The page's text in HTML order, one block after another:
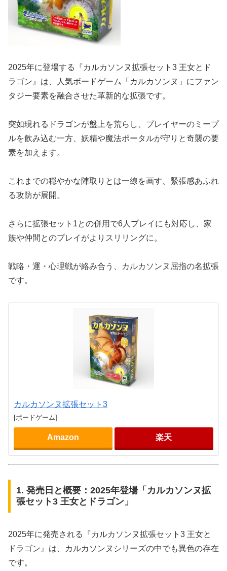
2025年に登場する『カルカソンヌ拡張セット3 王女とド
ラゴン』は、人気ボードゲーム「カルカソンヌ」にファン
タジー要素を融合させた革新的な拡張です。
突如現れるドラゴンが盤上を荒らし、プレイヤーのミープ
ルを飲み込む一方、妖精や魔法ポータルが守りと奇襲の要
素を加えます。
これまでの穏やかな陣取りとは一線を画す、緊張感あふれ
る攻防が展開。
さらに拡張セット1との併用で6人プレイにも対応し、家
族や仲間とのプレイがよりスリリングに。
戦略・運・心理戦が絡み合う、カルカソンヌ屈指の名拡張
です。
カルカソンヌ拡張セット3
[ボードゲーム]
Amazon 楽天
1. 発売日と概要：2025年登場「カルカソンヌ拡
張セット3 王女とドラゴン」
2025年に発売される『カルカソンヌ拡張セット3 王女と
ドラゴン』は、カルカソンヌシリーズの中でも異色の存在
です。